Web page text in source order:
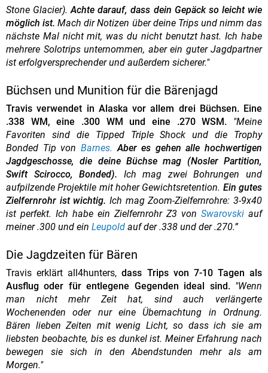
Stone Glacier).Achte darauf, dass dein Gepäck so leicht wie
möglich ist.Mach dir Notizen über deine Trips und nimm das
nächste Mal nicht mit, was du nicht benutzt hast. Ich habe
mehrere Solotrips unternommen, aber ein guter Jagdpartner
ist erfolgversprechender und außerdem sicherer."
Büchsen und Munition für die Bärenjagd
Travis verwendet in Alaska vor allem drei Büchsen. Eine
.338 WM, eine .300 WM und eine .270 WSM.
"Meine
Favoriten sind die Tipped Triple Shock und die Trophy
Bonded Tip von Barnes. Aber es gehen alle hochwertigen
Jagdgeschosse, die deine Büchse mag (Nosler Partition,
Swift Scirocco, Bonded). Ich mag zwei Bohrungen und
aufpilzende Projektile mit hoher Gewichtsretention. Ein gutes
Zielfernrohr ist wichtig. Ich mag Zoom-Zielfernrohre: 3-9x40
ist perfekt. Ich habe ein Zielfernrohr Z3 von Swarovski auf
meiner .300 und ein Leupold auf der .338 und der .270.”
Die Jagdzeiten für Bären
Travis erklärt all4hunters,dass Trips von 7-10 Tagen als
Ausflug oder für entlegene Gegenden ideal sind. "Wenn
man nicht mehr Zeit hat, sind auch verlängerte
Wochenenden oder nur eine Übernachtung in Ordnung.
Bären lieben Zeiten mit wenig Licht, so dass ich sie am
liebsten beobachte, bis es dunkel ist. Meiner Erfahrung nach
bewegen sie sich in den Abendstunden mehr als am
Morgen."